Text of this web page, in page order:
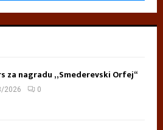
za nagradu „Smederevski Orfej“
2026 0